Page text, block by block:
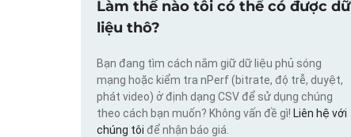
Làm thế nào tôi có thể có được dữ
liệu thô?
Bạn đang tìm cách nắm giữ dữ liệu phủ sóng
mạng hoặc kiểm tra nPerf (bitrate, độ trễ, duyệt,
phát video) ở định dạng CSV để sử dụng chúng
theo cách bạn muốn? Không vấn đề gì! Liên hệ với
chúng tôi để nhận báo giá.